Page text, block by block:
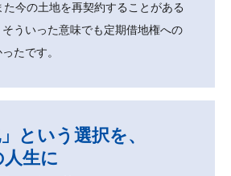
今の土地を再契約することがある
ういった意味でも定期借地権への
たです。
という選択を、
生に